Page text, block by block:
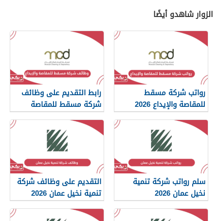
الزوار شاهدو أيضًا
رواتب شركة مسقط
للمقاصة والإيداع 2026
رابط التقديم على وظائف
شركة مسقط للمقاصة
والإيداع 2026
سلم رواتب شركة تنمية
نخيل عمان 2026
التقديم على وظائف شركة
تنمية نخيل عمان 2026